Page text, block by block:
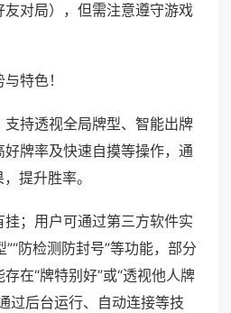
对局），但需注意遵守游戏
特色！
持透视全局牌型、智能出牌
牌率及快速自摸等操作，通
提升胜率。
；用户可通过第三方软件实
”“防检测防封号”等功能，部分
在“牌特别好”或“透视他人牌
过后台运行、自动连接等技